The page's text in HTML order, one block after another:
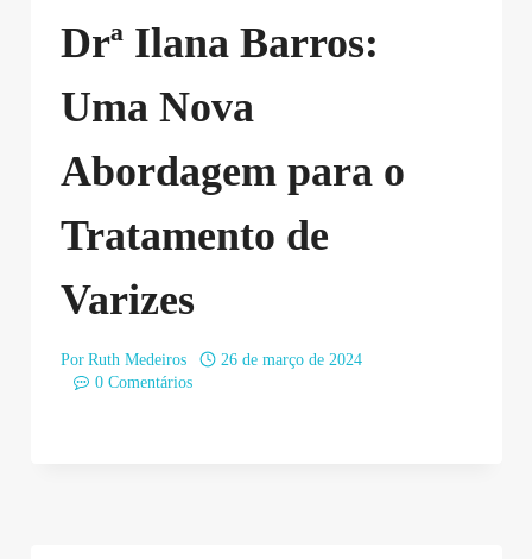
Drª Ilana Barros:
Uma Nova
Abordagem para o
Tratamento de
Varizes
Por Ruth Medeiros
26 de março de 2024
0 Comentários